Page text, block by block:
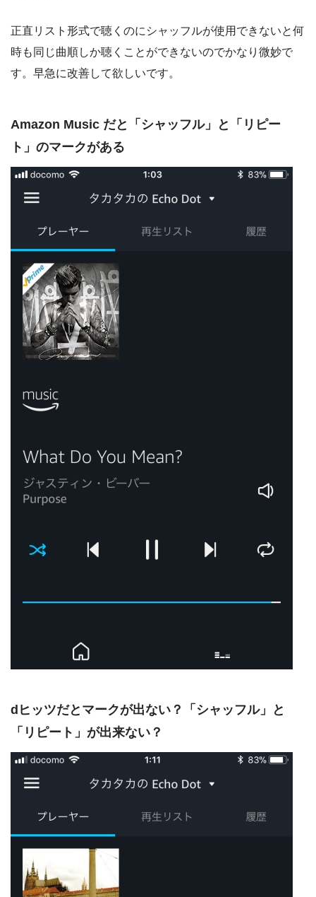
正直リスト形式で聴くのにシャッフルが使用できないと何
時も同じ曲順しか聴くことができないのでかなり微妙で
す。早急に改善して欲しいです。
Amazon Music だと「シャッフル」と「リピー
ト」のマークがある
dヒッツだとマークが出ない？「シャッフル」と
「リピート」が出来ない？